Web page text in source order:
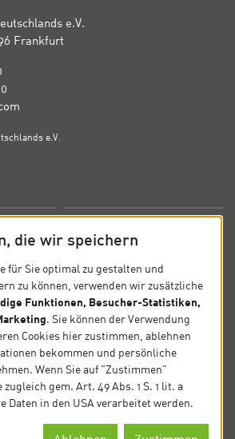
e.V.
Frankfurt
e.V.
Kontakt
Impressum
Media.
die wir speichern
für Sie optimal zu gestalten und
zu können, verwenden wir zusätzliche
Funktionen, Besucher-Statistiken,
. Sie können der Verwendung
Cookies hier zustimmen, ablehnen
bekommen und persönliche
Wenn Sie auf "Zustimmen"
gem. Art. 49 Abs. 1 S. 1 lit. a
Daten in den USA verarbeitet werden.